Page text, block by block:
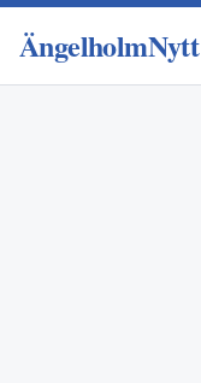
ÄngelholmNytt